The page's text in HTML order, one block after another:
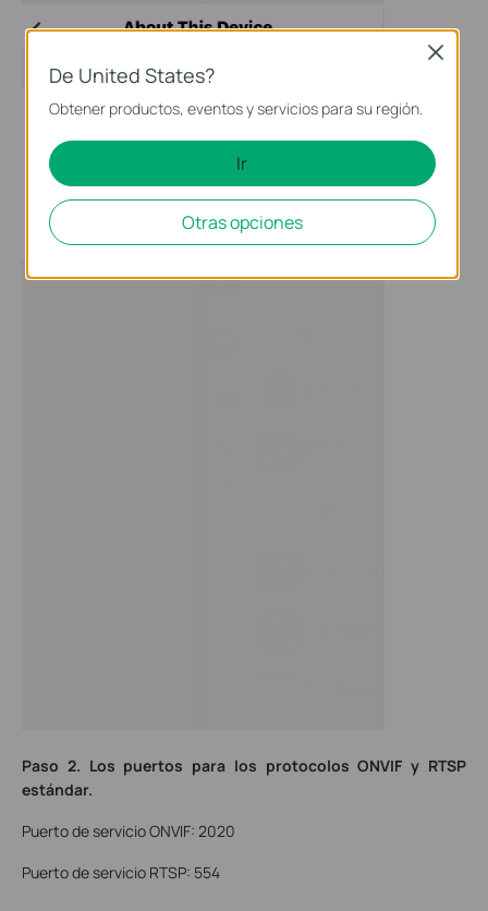
Paso 2. Los puertos para los protocolos ONVIF y RTSP
estándar.
Puerto de servicio ONVIF: 2020
Puerto de servicio RTSP: 554
De United States?
Obtener productos, eventos y servicios para su región.
Ir
Otras opciones
Close